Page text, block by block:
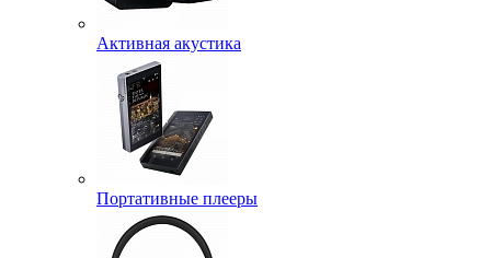
Активная акустика
Портативные плееры